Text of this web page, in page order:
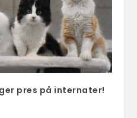
pres på internater!